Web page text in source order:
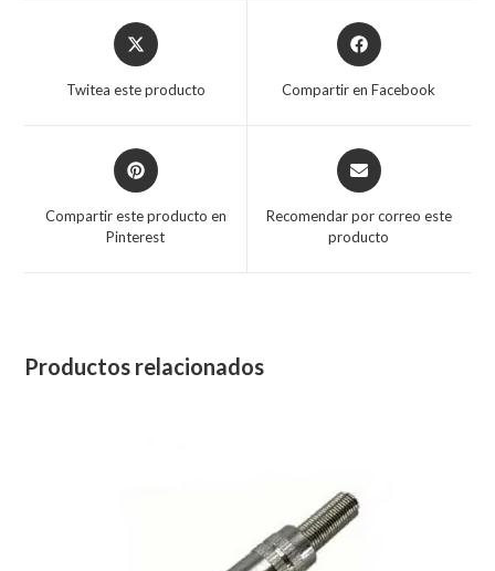
Twitea este producto Compartir en Facebook
Compartir este producto en
Pinterest
Recomendar por correo este
producto
Productos relacionados